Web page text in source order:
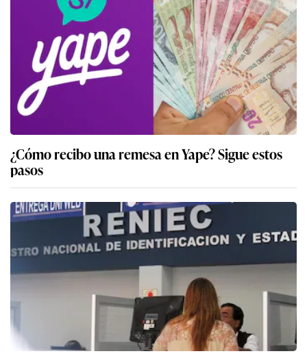
¿Cómo recibo una remesa en Yape? Sigue estos
pasos